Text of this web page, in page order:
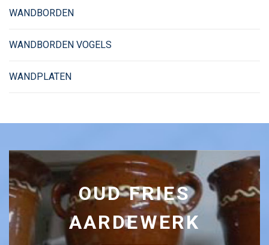
WANDBORDEN
WANDBORDEN VOGELS
WANDPLATEN
OUD FRIES
AARDEWERK